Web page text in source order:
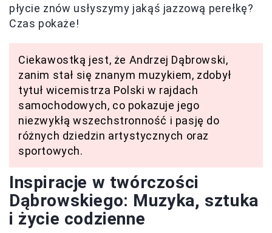
płycie znów usłyszymy jakąś jazzową perełkę?
Czas pokaże!
Ciekawostką jest, że Andrzej Dąbrowski,
zanim stał się znanym muzykiem, zdobył
tytuł wicemistrza Polski w rajdach
samochodowych, co pokazuje jego
niezwykłą wszechstronność i pasję do
różnych dziedzin artystycznych oraz
sportowych.
Inspiracje w twórczości
Dąbrowskiego: Muzyka, sztuka
i życie codzienne